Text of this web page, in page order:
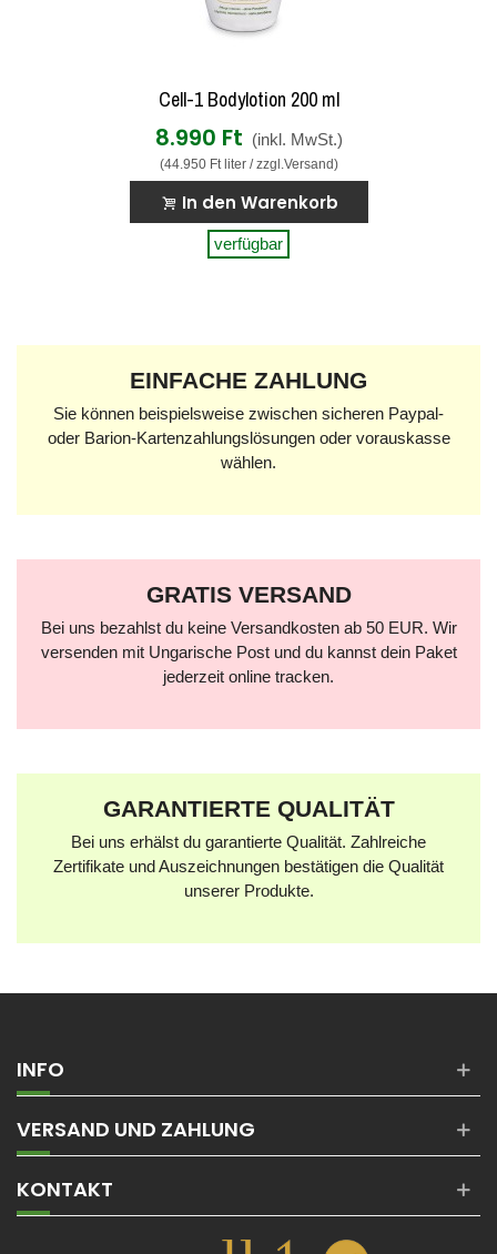
Cell-1 Bodylotion 200 ml
8.990 Ft (inkl. MwSt.)
(44.950 Ft liter / zzgl.Versand)
In den Warenkorb
verfügbar
EINFACHE ZAHLUNG
Sie können beispielsweise zwischen sicheren Paypal-
oder Barion-Kartenzahlungslösungen oder vorauskasse
wählen.
GRATIS VERSAND
Bei uns bezahlst du keine Versandkosten ab 50 EUR. Wir
versenden mit Ungarische Post und du kannst dein Paket
jederzeit online tracken.
GARANTIERTE QUALITÄT
Bei uns erhälst du garantierte Qualität. Zahlreiche
Zertifikate und Auszeichnungen bestätigen die Qualität
unserer Produkte.
INFO
VERSAND UND ZAHLUNG
KONTAKT